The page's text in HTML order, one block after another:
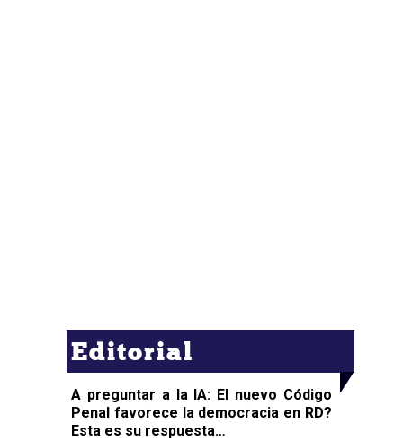
Editorial
A preguntar a la IA: El nuevo Código
Penal favorece la democracia en RD?
Esta es su respuesta…